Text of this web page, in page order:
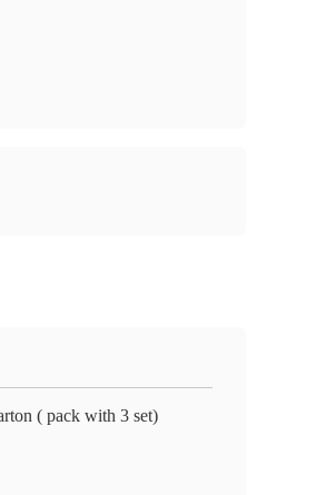
( pack with 3 set)